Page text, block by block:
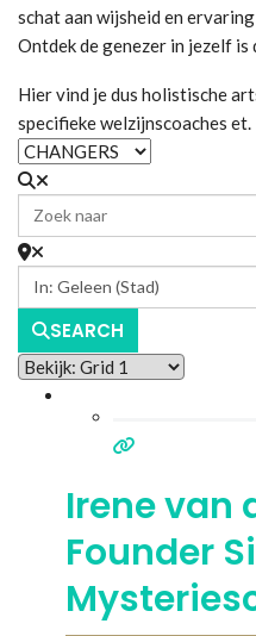
schat aan wijsheid en
Ontdek de genezer in jezelf
Hier vind je dus holistische
specifieke welzijnscoaches et.
SEARCH
Irene van
Founder